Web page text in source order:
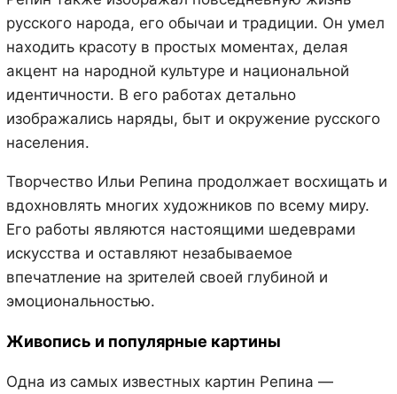
русского народа, его обычаи и традиции. Он умел
находить красоту в простых моментах, делая
акцент на народной культуре и национальной
идентичности. В его работах детально
изображались наряды, быт и окружение русского
населения.
Творчество Ильи Репина продолжает восхищать и
вдохновлять многих художников по всему миру.
Его работы являются настоящими шедеврами
искусства и оставляют незабываемое
впечатление на зрителей своей глубиной и
эмоциональностью.
Живопись и популярные картины
Одна из самых известных картин Репина —